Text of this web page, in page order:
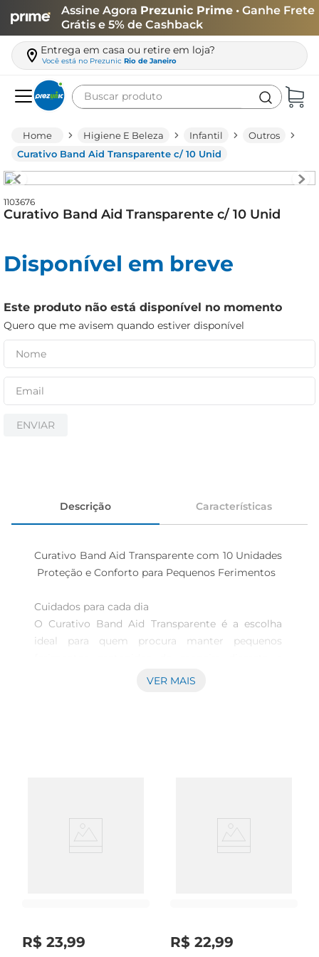
Assine Agora Prezunic Prime • Ganhe Frete
Grátis e 5% de Cashback
Entrega em casa ou retire em loja?
Você está no Prezunic Rio de Janeiro
Buscar produto
Higiene E Beleza Infantil
Outros
Curativo Band Aid Transparente c/ 10 Unid
1103676
Curativo Band Aid Transparente c/ 10 Unid
Disponível em breve
Este produto não está disponível no momento
Quero que me avisem quando estiver disponível
ENVIAR
Descrição Características
Curativo Band Aid Transparente com 10 Unidades
Proteção e Conforto para Pequenos Ferimentos
Cuidados para cada dia
O Curativo Band Aid Transparente é a escolha
ideal para quem procura manter pequenos
eficaz. Com um acabamento transparente, ele se
viagens. Sua funcionalidade permite que você
O curativo possui um design que se ajusta
VER MAIS
R$ 23,99 R$ 22,99
leite
queijo
azeite
iogurte
papel higiênico